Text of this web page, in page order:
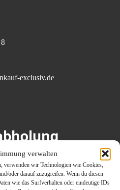
verwalten
verwenden wir Technologien wie Cookies,
oder darauf zuzugreifen. Wenn du diesen
wie das Surfverhalten oder eindeutige IDs
exclusiv.de
auch mit
sehr gut